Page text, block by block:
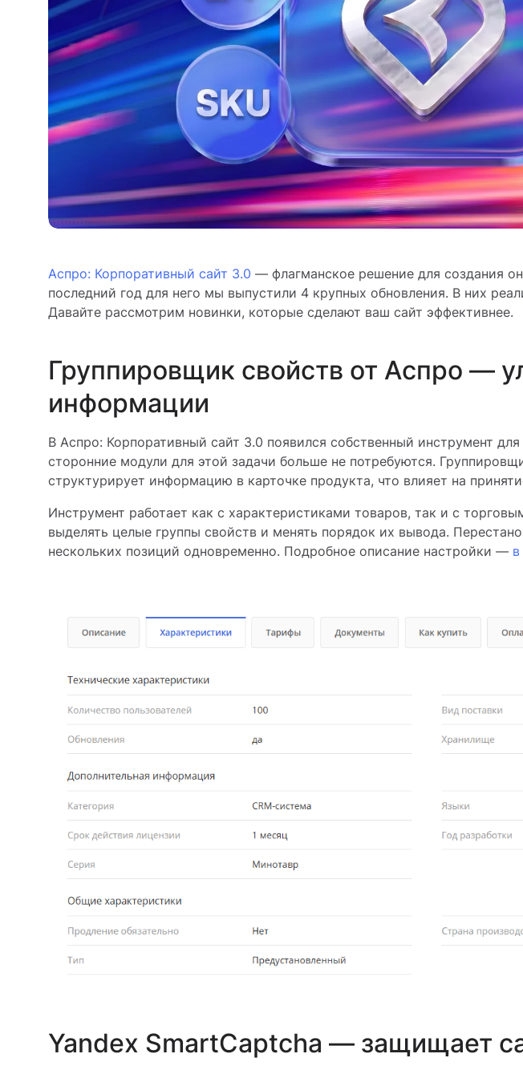
Аспро: Корпоративный сайт 3.0 — флагманское решение для создания
последний год для него мы выпустили 4 крупных обновления. В них
Давайте рассмотрим новинки, которые сделают ваш сайт эффективнее.
Группировщик свойств от Аспро —
информации
В Аспро: Корпоративный сайт 3.0 появился собственный инструмент
сторонние модули для этой задачи больше не потребуются.
структурирует информацию в карточке продукта, что влияет на
Инструмент работает как с характеристиками товаров, так и с
выделять целые группы свойств и менять порядок их вывода.
нескольких позиций одновременно. Подробное описание настройки —
Yandex SmartCaptcha — защищает